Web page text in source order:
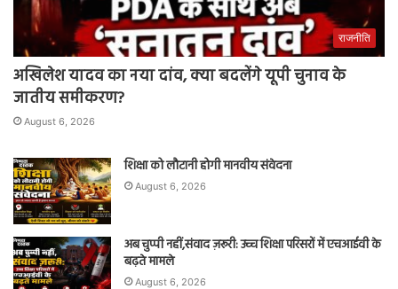
राजनीति
अखिलेश यादव का नया दांव, क्या बदलेंगे यूपी चुनाव के
जातीय समीकरण?
August 6, 2026
शिक्षा को लौटानी होगी मानवीय संवेदना
August 6, 2026
अब चुप्पी नहीं,संवाद ज़रूरी: उच्च शिक्षा परिसरों में एचआईवी के
बढ़ते मामले
August 6, 2026